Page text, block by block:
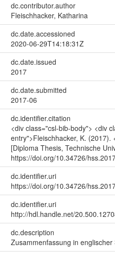
dc.contributor.author
Fleischhacker, Katharina
dc.date.accessioned
2020-06-29T14:18:31Z
dc.date.issued
2017
dc.date.submitted
2017-06
dc.identifier.citation
<div class="csl-bib-body"> <div
entry">Fleischhacker, K. (2017).
[Diploma Thesis, Technische
https://doi.org/10.34726/
dc.identifier.uri
https://doi.org/10.34726/
dc.identifier.uri
http://hdl.handle.net/
dc.description
Zusammenfassung in englischer